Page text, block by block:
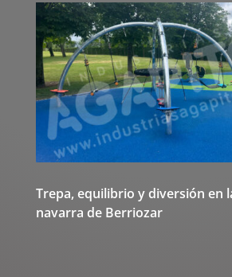
Trepa, equilibrio y diversión en
navarra de Berriozar